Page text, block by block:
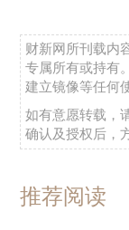
财新网所刊载内
专属所有或持有
建立镜像等任何
如有意愿转载，
确认及授权后，
推荐阅读